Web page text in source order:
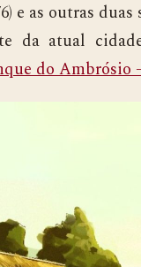
e as outras
da atual
do Ambrósio